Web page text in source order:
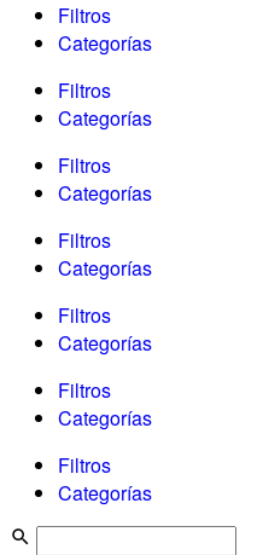
Filtros
Categorías
Filtros
Categorías
Filtros
Categorías
Filtros
Categorías
Filtros
Categorías
Filtros
Categorías
Filtros
Categorías